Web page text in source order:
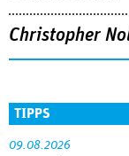
Christopher
TIPPS
09.08.2026